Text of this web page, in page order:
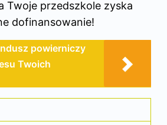
Twoje przedszkole zyska
dofinansowanie!
powierniczy
Twoich